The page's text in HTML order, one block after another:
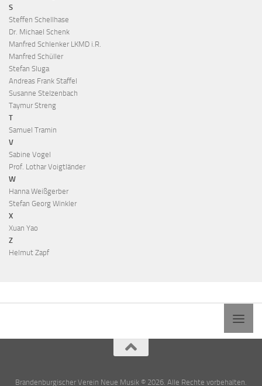
S
Steffen Schellhase
Dr. Michael Schenk
Manfred Schlenker LKMD i.R.
Manfred Schüller
Stefan Sluga
Andreas Frank Staffel
Susanne Stelzenbach
Taymur Streng
T
Samuel Tramin
V
Sabine Vogel
Prof. Lothar Voigtländer
W
Hanna Weißgerber
Stefan Georg Winkler
X
Xuan Yao
Z
Helmut Zapf
Brandenburgischer Verein Neue Musik © 2026. Alle Rechte vorbehalten.